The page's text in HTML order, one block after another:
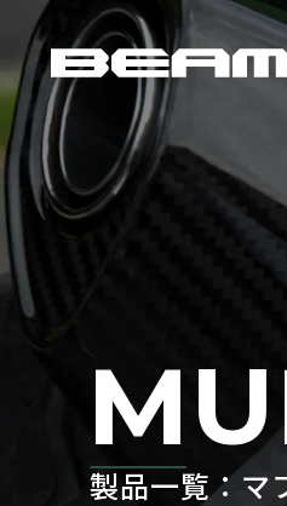
製品一覧：マ